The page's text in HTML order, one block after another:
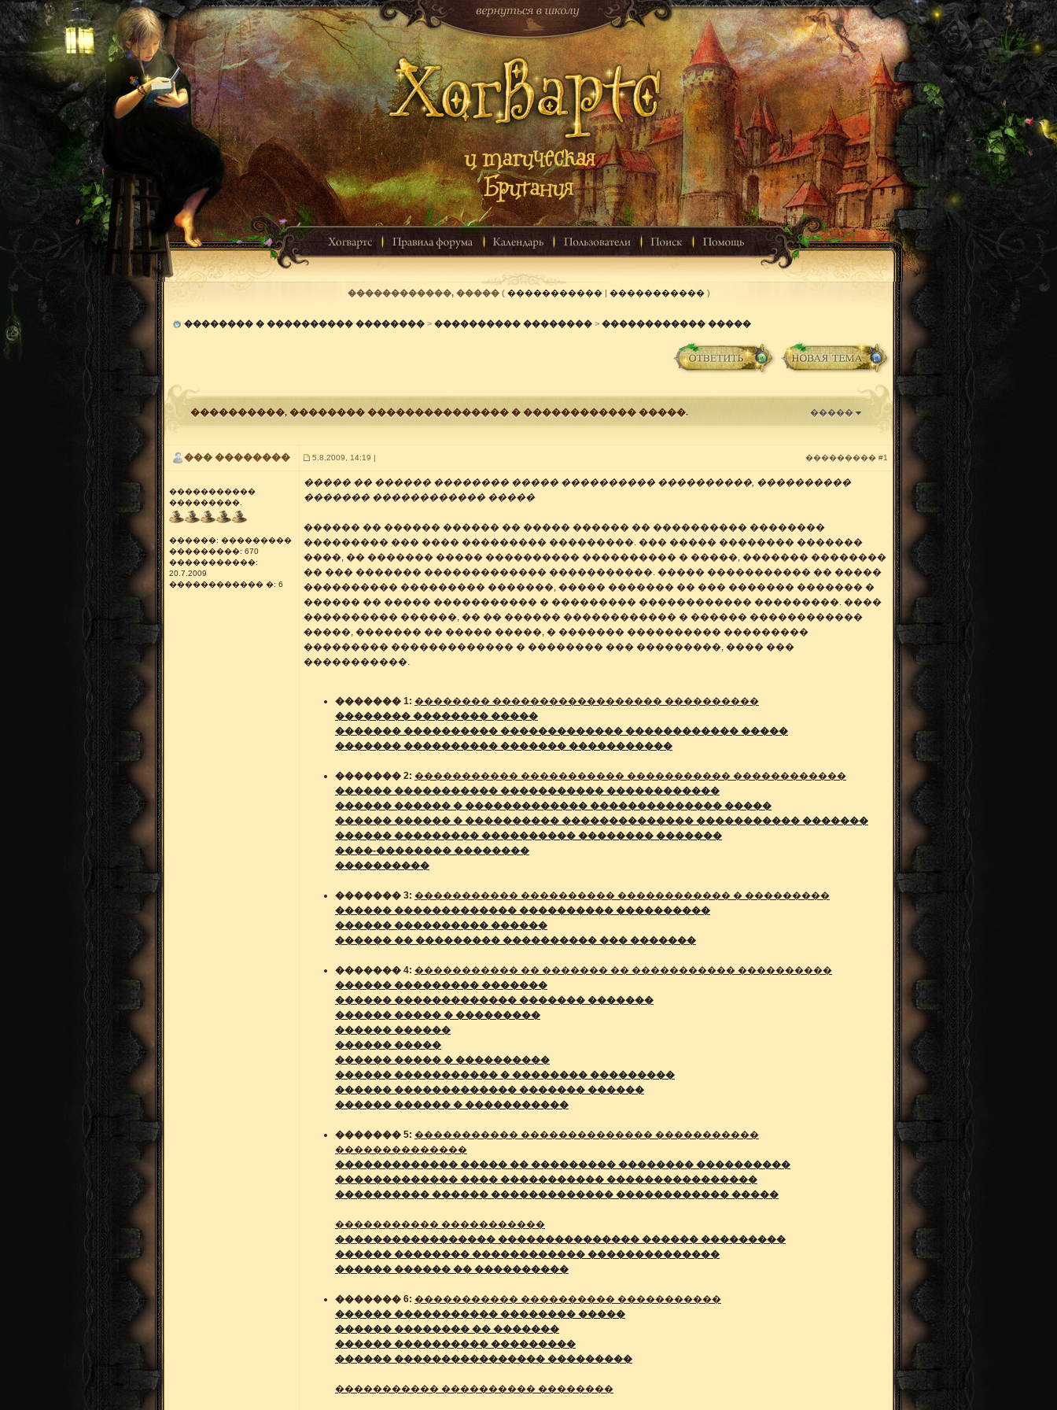
������������, �����( �����������| �����������)
�������� � ���������� �������� > ���������� �������� > ������������ �����
����������, �������� ��������������� � ������������ �����. �����
��� �������� 5.8.2009, 14:19 | ��������� #1
�����������
���������.
������: ���������
���������: 670
�����������:
20.7.2009
������������ �: 6
����� �� ������ �������� ����� ���������� ����������, ����������
������� ������������ �����
������ �� ������ ������ �� ����� ������ �� ���������� ��������
��������� ��� ���� ��������� ���������. ��� ����� �������� �������
����, �� ������� ����� ���������� ���������� � �����, ������� ��������
�� ��� ������� ������������� �����������. ����� ����������� �� �����
���������� ��������� �������, ����� ������� �� ��� ������� ������� �
������ �� ����� ����������� � ��������� ������������ ���������. ����
���������� ������, �� �� ������ ������������ � ������ ������������
�����, ������� �� ����� �����, � ������� ���������� ���������
��������� ������������� � �������� ��� ���������, ���� ���
�����������.
������� 1: �������� ������������������ ����������
�������� �������� �����
������� ���������� ������������� ������������ �����
������� ���������� ������� �����������
������� 2: ����������� ����������� ����������� ������������
������ ����������� ����������� ������������
������ ������ � ������������� �������������� �����
������ ������ � ���������� �������������� ����������� �������
������ ��������� ���������� �������� �������
����-�������� ��������
����������
������� 3: ����������� ���������� ������������ � ���������
������ ������������� ���������� ����������
������ ���������� ������
������ �� ��������� ���������� ��� �������
������� 4: ����������� �� ������� �� ����������� ����������
������ ��������� �������
������ ������������� ������� �������
������ ����� � ���������
������ ������
������ �����
������ ����� � ����������
������ ����������� � �������� ���������
������ ������������� ������� ������
������ ������ � �����������
������� 5: ����������� �������������� �����������
��������������
������������� ����� �� ��������� �������� ����������
������������� ���� ����������� ����������������
���������� ������ ������������� ������������ �����
����������� �����������
����������������� ��������������� ������ ���������
������ �������� ������������ ��������������
������ ������ �� ����������
������� 6: ����������� ���������� �����������
������ ����������� �������� �����
������ �������� �� �������
������ ���������� ���������
������ ���������������� ���������
����������� ���������� ��������